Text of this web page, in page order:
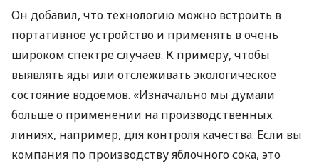
Он добавил, что технологию можно встроить в
портативное устройство и применять в очень
широком спектре случаев. К примеру, чтобы
выявлять яды или отслеживать экологическое
состояние водоемов. «Изначально мы думали
больше о применении на производственных
линиях, например, для контроля качества. Если вы
компания по производству яблочного сока, это